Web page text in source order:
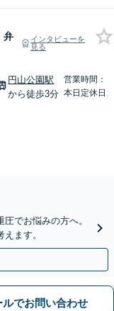
弁
インタビューを
見る
円山公園駅
から徒歩3分
営業時間：
本日定休日
でお悩みの方へ。
ます。
ルでお問い合わせ